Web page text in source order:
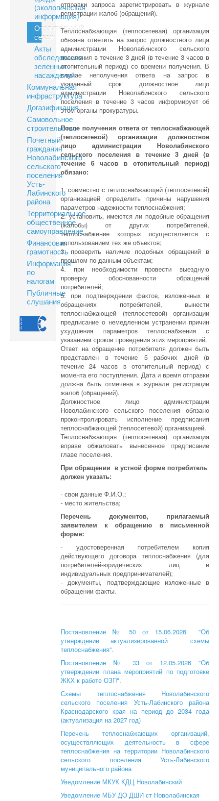
(экологическая
информация)
Отопительный
сезон
Акты
обследования
зеленных
насаждений
Коммунальная
инфраструктура
Догазификация
Самовольное
строительство
Почетный
гражданин
Новолабинского
сельского
поселения
Усть-
Лабинского
района
Территориальное
общественное
самоуправление
Финансовая
грамотность
Информация
по
налогам
Публичные
слушания
отправки запроса зарегистрировать в журнале
регистрации жалоб (обращений).
Теплоснабжающая (теплосетевая) организация
обязана ответить на запрос должностного лица
администрации Новолабинского сельского
поселения в течение 3 дней (в течение 3 часов в
отопительный период) со времени получения. В
случае неполучения ответа на запрос в
указанный срок должностное лицо
администрации Новолабинского сельского
поселения в течение 3 часов информирует об
этом органы прокуратуры.
После получения ответа от теплоснабжающей
(теплосетевой) организации должностное
лицо администрации Новолабинского
сельского поселения в течение 3 дней (в
течение 6 часов в отопительный период)
обязано:
1. совместно с теплоснабжающей (теплосетевой)
организацией определить причины нарушения
параметров надежности теплоснабжения;
2. установить, имеются ли подобные обращения
(жалобы) от других потребителей,
теплоснабжение которых осуществляется с
использованием тех же объектов;
3. проверить наличие подобных обращений в
прошлом по данным объектам;
4. при необходимости провести выездную
проверку обоснованности обращений
потребителей;
5. при подтверждении фактов, изложенных в
обращениях потребителей, вынести
теплоснабжающей (теплосетевой) организации
предписание о немедленном устранении причин
ухудшения параметров теплоснабжения с
указанием сроков проведения этих мероприятий.
Ответ на обращение потребителя должен быть
представлен в течение 5 рабочих дней (в
течение 24 часов в отопительный период) с
момента его поступления. Дата и время отправки
должна быть отмечена в журнале регистрации
жалоб (обращений).
Должностное лицо администрации
Новолабинского сельского поселения обязано
проконтролировать исполнение предписания
теплоснабжающей (теплосетевой) организацией.
Теплоснабжающая (теплосетевая) организация
вправе обжаловать вынесенное предписание
главе поселения.
При обращении в устной форме потребитель
должен указать:
- свои данные Ф.И.О.;
- место жительства;
Перечень документов, прилагаемый
заявителем к обращению в письменной
форме:
- удостоверенная потребителем копия
действующего договора теплоснабжения (для
потребителей-юридических лиц и
индивидуальных предпринимателей);
- документы, подтверждающие изложенные в
обращении факты.
Постановление № 50 от 15.06.2026 "Об
утверждении актуализированной схемы
теплоснабжения".
Постановление № 33 от 12.05.2026 "Об
утверждении плана мероприятий по подготовке
ЖКХ к работе ОЗП".
Схемы теплоснабжения Новолабинского
сельского поселения Усть-Лабинского района
Краснодарского края на период до 2034 года
(актуализация на 2027 год)
Перечень теплоснабжающих организаций,
осуществляющих деятельность в сфере
теплоснабжения на территории Новолабинского
сельского поселения Усть-Лабинского
муниципального района
Уведомление МКУК КДЦ Новолабинский
Уведомление МБУ ДО ДШИ ст Новолабинская